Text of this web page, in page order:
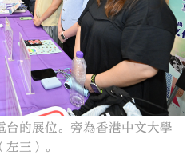
的展位。旁為香港中文大學
三）。